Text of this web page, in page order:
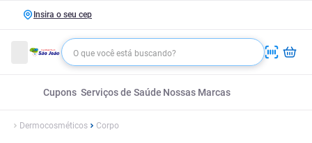
Insira o seu cep
Cupons Serviços de Saúde Nossas Marcas
Dermocosméticos Corpo